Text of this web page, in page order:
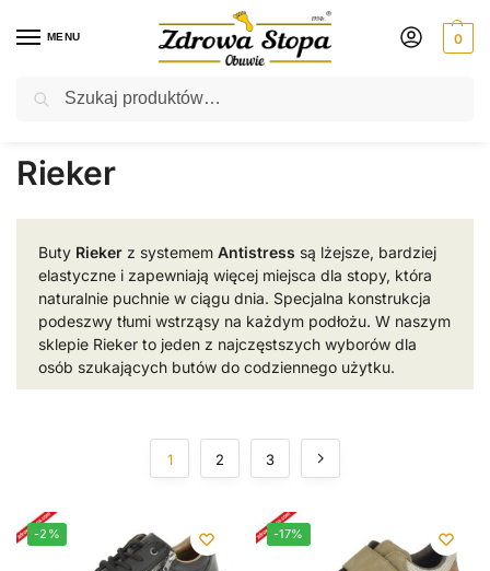
MENU 0
Rabat ⚡ 5% kod: ZDROWASTOPA (na obuwie poza promocją)
Rieker
Buty Rieker z systemem Antistress są lżejsze, bardziej
elastyczne i zapewniają więcej miejsca dla stopy, która
naturalnie puchnie w ciągu dnia. Specjalna konstrukcja
podeszwy tłumi wstrząsy na każdym podłożu. W naszym
sklepie Rieker to jeden z najczęstszych wyborów dla
osób szukających butów do codziennego użytku.
1 2 3
-2% -17%